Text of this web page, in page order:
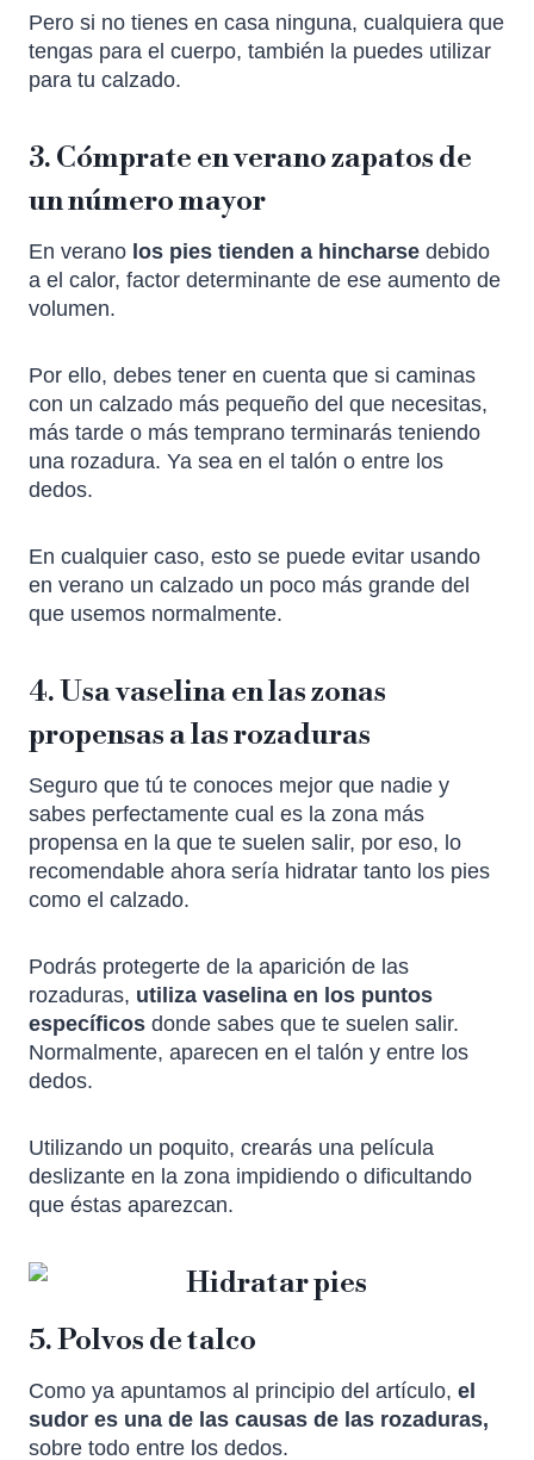
Pero si no tienes en casa ninguna, cualquiera que
tengas para el cuerpo, también la puedes utilizar
para tu calzado.
3. Cómprate en verano zapatos de
un número mayor
En verano los pies tienden a hincharse debido
a el calor, factor determinante de ese aumento de
volumen.
Por ello, debes tener en cuenta que si caminas
con un calzado más pequeño del que necesitas,
más tarde o más temprano terminarás teniendo
una rozadura. Ya sea en el talón o entre los
dedos.
En cualquier caso, esto se puede evitar usando
en verano un calzado un poco más grande del
que usemos normalmente.
4. Usa vaselina en las zonas
propensas a las rozaduras
Seguro que tú te conoces mejor que nadie y
sabes perfectamente cual es la zona más
propensa en la que te suelen salir, por eso, lo
recomendable ahora sería hidratar tanto los pies
como el calzado.
Podrás protegerte de la aparición de las
rozaduras, utiliza vaselina en los puntos
específicos donde sabes que te suelen salir.
Normalmente, aparecen en el talón y entre los
dedos.
Utilizando un poquito, crearás una película
deslizante en la zona impidiendo o dificultando
que éstas aparezcan.
5. Polvos de talco
Como ya apuntamos al principio del artículo, el
sudor es una de las causas de las rozaduras,
sobre todo entre los dedos.